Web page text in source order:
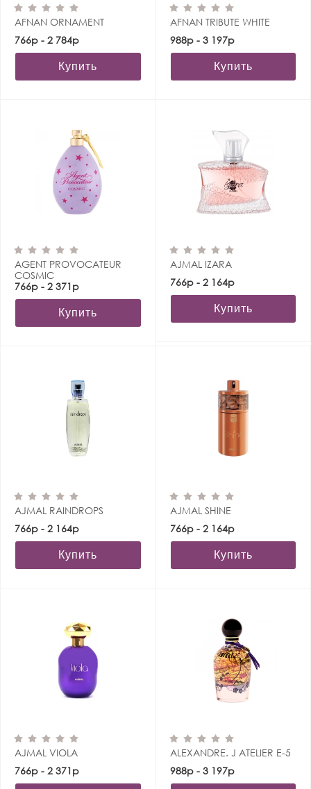
AFNAN ORNAMENT
766р - 2 784р
Купить
AFNAN TRIBUTE WHITE
988р - 3 197р
Купить
AGENT PROVOCATEUR
COSMIC
766р - 2 371р
Купить
AJMAL IZARA
766р - 2 164р
Купить
AJMAL RAINDROPS
766р - 2 164р
Купить
AJMAL SHINE
766р - 2 164р
Купить
AJMAL VIOLA
766р - 2 371р
ALEXANDRE. J ATELIER E-5
988р - 3 197р